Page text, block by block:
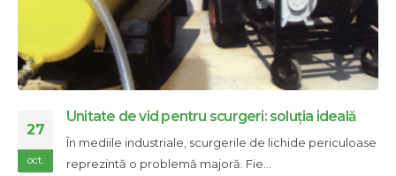
27
oct.
Unitate de vid pentru scurgeri: soluția ideală
În mediile industriale, scurgerile de lichide periculoase
reprezintă o problemă majoră. Fie...